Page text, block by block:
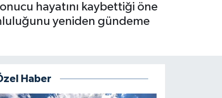
hayatını kaybettiği öne
yeniden gündeme
Haber